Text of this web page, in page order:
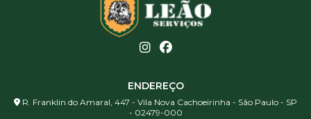
ENDEREÇO
R. Franklin do Amaral, 447 - Vila Nova Cachoeirinha - São Paulo - SP
- 02479-000